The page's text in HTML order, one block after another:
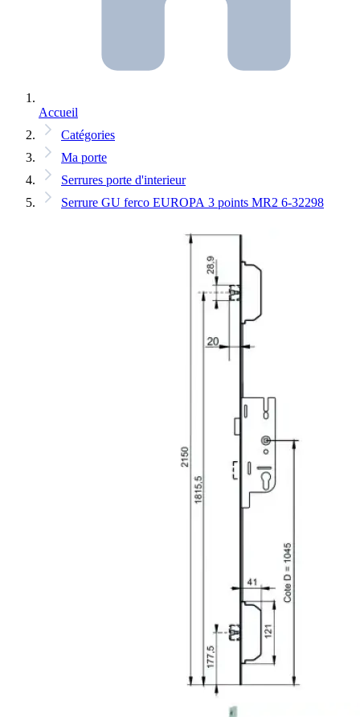
Accueil
Catégories
Ma porte
Serrures porte d'interieur
Serrure GU ferco EUROPA 3 points MR2 6-32298